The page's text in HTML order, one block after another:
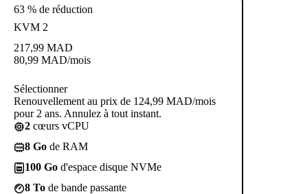
63 % de réduction
KVM 2
217,99 MAD
80,99 MAD/mois
Sélectionner
Renouvellement au prix de 124,99 MAD/mois
pour 2 ans. Annulez à tout instant.
2 cœurs vCPU
8 Go de RAM
100 Go d'espace disque NVMe
8 To de bande passante